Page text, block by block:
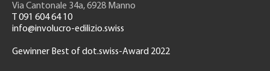
Via Cantonale 34a, 6928 Manno
T 091 604 64 10
info@involucro-edilizio.swiss
Gewinner Best of dot.swiss-Award 2022